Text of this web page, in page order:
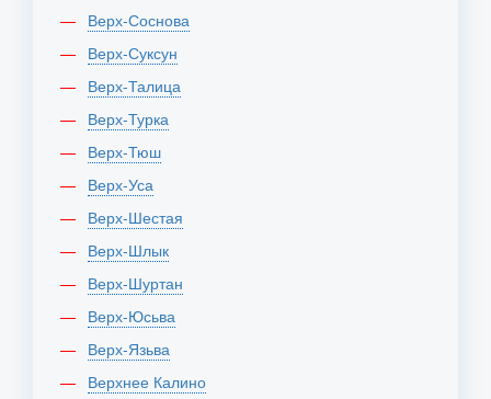
Верх-Соснова
Верх-Суксун
Верх-Талица
Верх-Турка
Верх-Тюш
Верх-Уса
Верх-Шестая
Верх-Шлык
Верх-Шуртан
Верх-Юсьва
Верх-Язьва
Верхнее Калино